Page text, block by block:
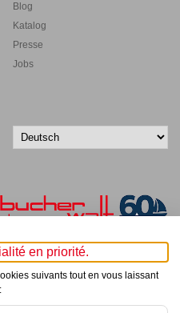
Blog
Katalog
Presse
Jobs
© Bucher+Walt 2011-2026
en priorité.
suivants tout en vous laissant